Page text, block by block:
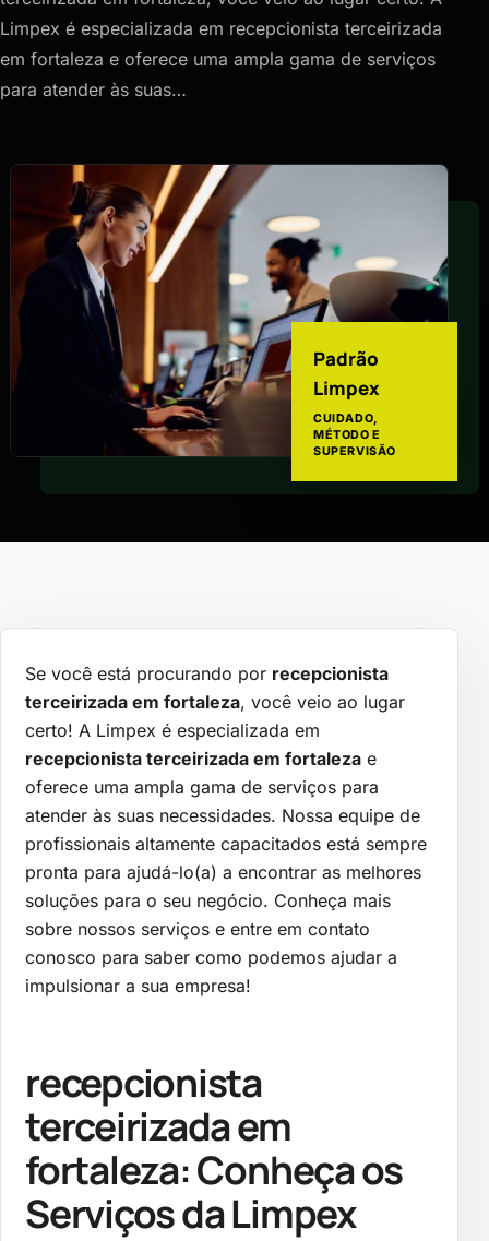
Limpex é especializada em recepcionista terceirizada
em fortaleza e oferece uma ampla gama de serviços
para atender às suas…
Padrão
Limpex
CUIDADO,
MÉTODO E
SUPERVISÃO
Se você está procurando por recepcionista
terceirizada em fortaleza, você veio ao lugar
certo! A Limpex é especializada em
recepcionista terceirizada em fortaleza e
oferece uma ampla gama de serviços para
atender às suas necessidades. Nossa equipe de
profissionais altamente capacitados está sempre
pronta para ajudá-lo(a) a encontrar as melhores
soluções para o seu negócio. Conheça mais
sobre nossos serviços e entre em contato
conosco para saber como podemos ajudar a
impulsionar a sua empresa!
recepcionista
terceirizada em
fortaleza: Conheça os
Serviços da Limpex